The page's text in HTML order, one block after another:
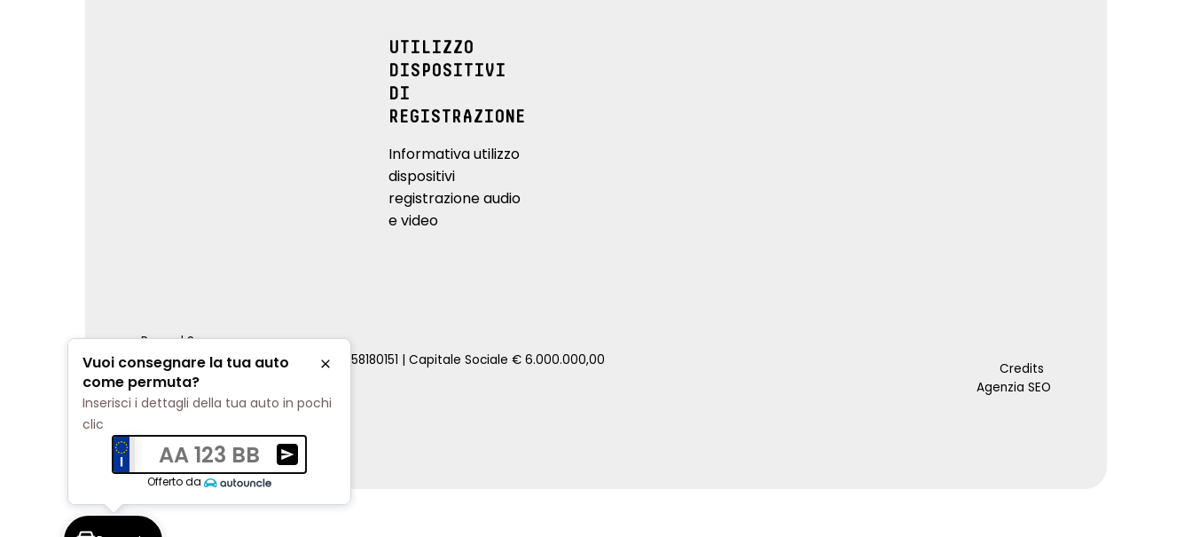
UTILIZZO
DISPOSITIVI
DI
REGISTRAZIONE
Informativa utilizzo
dispositivi
registrazione audio
e video
Renord S.p.a.
REA Milano 810796 | P.IVA e C.F. 00858180151 | Capitale Sociale € 6.000.000,00
Cookie Policy
Privacy Policy
Impostazioni di tracciamento
Credits
Agenzia SEO
Vuoi consegnare la tua auto
come permuta?
Chiudi
Inserisci i dettagli della tua auto in pochi
clic
AA 123 BB
Ricevi una valutazione della tua auto senza impegno
Offerto da